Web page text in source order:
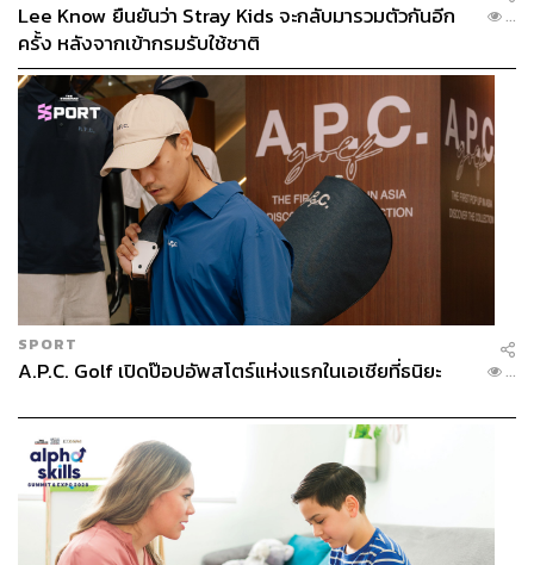
Lee Know ยืนยันว่า Stray Kids จะกลับมารวมตัวกันอีก
ครั้ง หลังจากเข้ากรมรับใช้ชาติ
...
SPORT
A.P.C. Golf เปิดป๊อปอัพสโตร์แห่งแรกในเอเชียที่ธนิยะ ...